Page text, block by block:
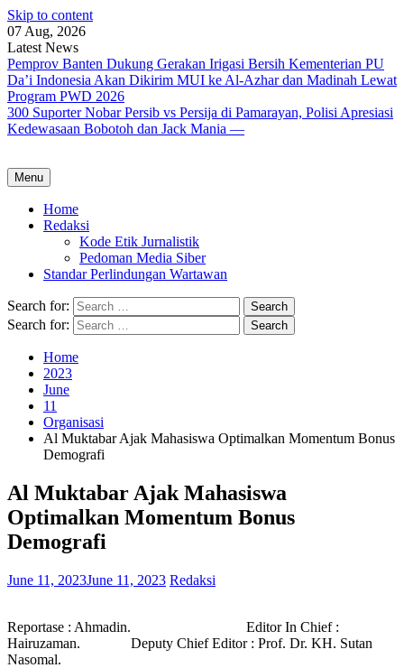
Skip to content
07 Aug, 2026
Latest News
Pemprov Banten Dukung Gerakan Irigasi Bersih Kementerian PU
Da’i Indonesia Akan Dikirim MUI ke Al-Azhar dan Madinah Lewat
Program PWD 2026
300 Suporter Nobar Persib vs Persija di Pamarayan, Polisi Apresiasi
Kedewasaan Bobotoh dan Jack Mania —
Menu
Home
Redaksi
Kode Etik Jurnalistik
Pedoman Media Siber
Standar Perlindungan Wartawan
Search for:
Search for:
Home
2023
June
11
Organisasi
Al Muktabar Ajak Mahasiswa Optimalkan Momentum Bonus
Demografi
Al Muktabar Ajak Mahasiswa
Optimalkan Momentum Bonus
Demografi
June 11, 2023June 11, 2023 Redaksi
Reportase : Ahmadin. Editor In Chief :
Hairuzaman. Deputy Chief Editor : Prof. Dr. KH. Sutan
Nasomal.